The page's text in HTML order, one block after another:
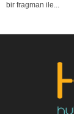
bir fragman ile...